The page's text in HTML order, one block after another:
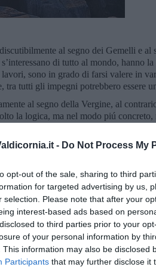
- Do Not Process My
opt-out of the sale, sharing to third
for targeted advertising by us,
selection. Please note that after your
interest-based ads based on
to third parties prior to your
of your personal information by
This information may also be disclosed
Participants that may further disclose it
al segno dei Gemelli e al
di tutto al mondo, hanno
sono in grado di farsi valere in
tra tutti gli impegni potrebbero essere
al segno della Vergine, al
la logica, ma nel modo piú concreto,
in tutti i modi di portare a termine
un’occasione buona ed
é disponibile a guardare verso nuovi
segno puó affermare l’intelligenza,
oppure sulla cuspide della 10a casa
nel segno dei Gemelli o in
le situazioni. Va visto anche
che influenzerá in base del tipo di
L’Ariete é un po’ frettoloso,
giusto e logico in qualche